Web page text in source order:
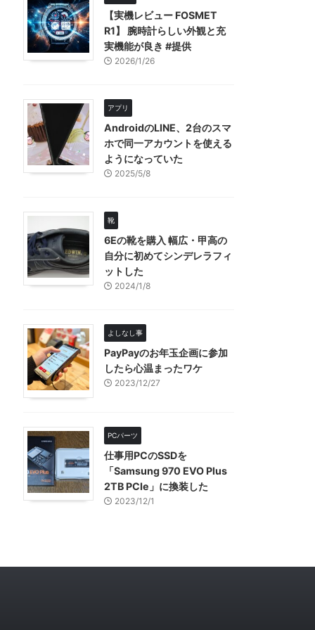
【実機レビュー FOSMET
R1】 腕時計らしい外観と充
実機能が良き #提供
2026/1/26
アプリ
AndroidのLINE、2台のスマ
ホで同一アカウントを使える
ようになっていた
2025/5/8
靴
6Eの靴を購入 幅広・甲高の
自分に初めてシンデレラフィ
ットした
2024/1/8
よしなし事
PayPayのお年玉企画に参加
したら心温まったワケ
2023/12/27
PCパーツ
仕事用PCのSSDを
「Samsung 970 EVO Plus
2TB PCIe」に換装した
2023/12/1